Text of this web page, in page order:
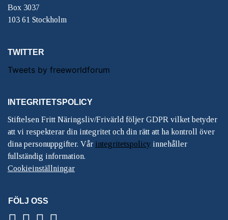
Box 3037
103 61 Stockholm
TWITTER
Tweets by freeworldforum
INTEGRITETSPOLICY
Stiftelsen Fritt Näringsliv/Frivärld följer GDPR vilket betyder
att vi respekterar din integritet och din rätt att ha kontroll över
dina personuppgifter. Vår integritetspolicy innehåller
fullständig information.
Cookieinställningar
FÖLJ OSS